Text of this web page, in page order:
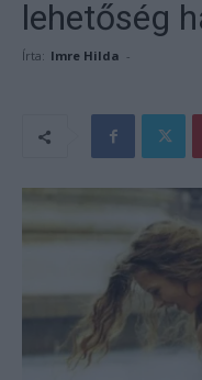
lehetőség
Írta: Imre Hilda -